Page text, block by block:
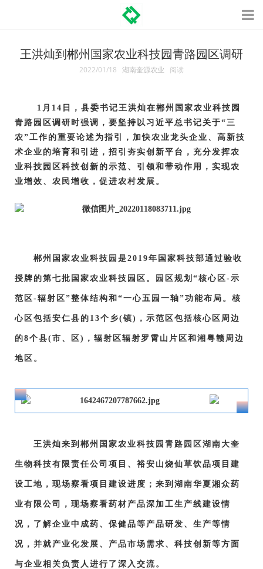
王洪灿到郴州国家农业科技园青路园区调研
2022/01/18 湖南奎源农业 阅读
1月14日，县委书记王洪灿在郴州国家农业科技园
青路园区调研时强调，要坚持以习近平总书记关于“三
农”工作的重要论述为指引，加快农业龙头企业、高新技
术企业的培育和引进，招引夯实创新平台，充分发挥农
业科技园区科技创新的示范、引领和带动作用，实现农
业增效、农民增收，促进农村发展。
郴州国家农业科技园是2019年国家科技部通过验收
授牌的第七批国家农业科技园区。园区规划“核心区-示
范区-辐射区”整体结构和“一心五园一轴”功能布局。核
心区包括安仁县的13个乡(镇)，示范区包括核心区周边
的8个县(市、区)，辐射区辐射罗霄山片区和湘粤赣周边
地区。
王洪灿来到郴州国家农业科技园青路园区湖南大奎
生物科技有限责任公司项目、裕安山烧仙草饮品项目建
设工地，现场察看项目建设进度；来到湖南华夏湘众药
业有限公司，现场察看药材产品深加工生产线建设情
况，了解企业中成药、保健品等产品研发、生产等情
况，并就产业化发展、产品市场需求、科技创新等方面
与企业相关负责人进行了深入交流。